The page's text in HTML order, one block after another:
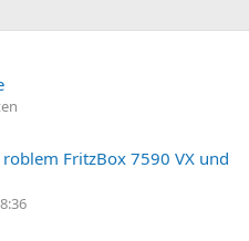
FritzBox 7590 VX und